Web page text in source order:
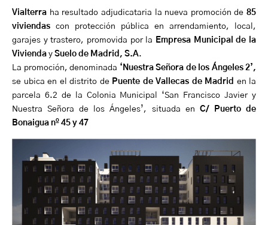
Vialterra ha resultado adjudicataria la nueva promoción de 85
viviendas con protección pública en arrendamiento, local,
garajes y trastero, promovida por la
Empresa Municipal de la
Vivienda y Suelo de Madrid, S.A.
La promoción, denominada ‘Nuestra Señora de los Ángeles 2’,
se ubica en el distrito dePuente de Vallecas de Madrid en la
parcela 6.2 de la Colonia Municipal ‘San Francisco Javier y
Nuestra Señora de los Ángeles’, situada en C/ Puerto de
Bonaigua nº 45 y 47